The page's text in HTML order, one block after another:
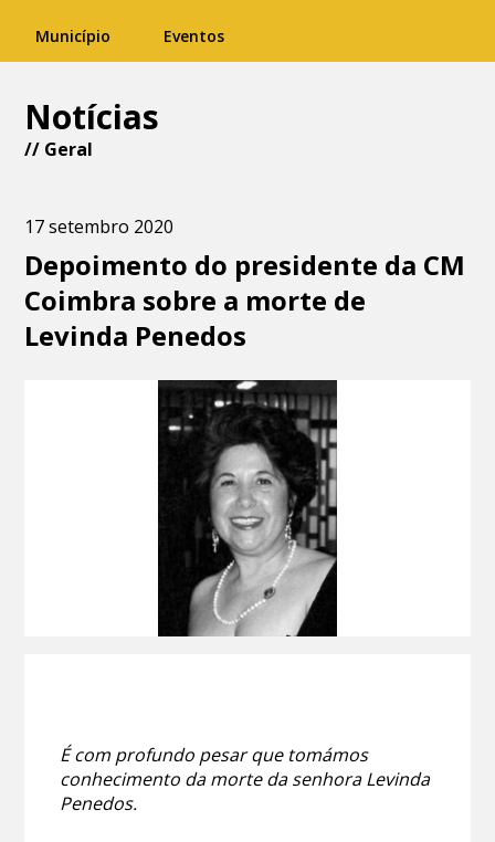
Município Eventos
Notícias
// Geral
17 setembro 2020
Depoimento do presidente da CM
Coimbra sobre a morte de
Levinda Penedos
É com profundo pesar que tomámos
conhecimento da morte da senhora Levinda
Penedos.